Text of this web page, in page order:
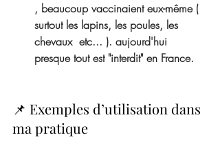
, beaucoup vaccinaient eux-même (
surtout les lapins, les poules, les
chevaux  etc... ). aujourd'hui
presque tout est "interdit" en France.
📌 Exemples d’utilisation dans
ma pratique